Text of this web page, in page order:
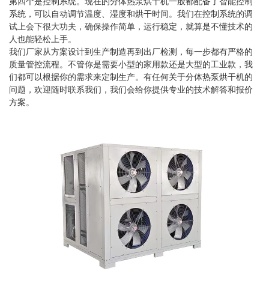
系统，可以自动调节温度、湿度和烘干时间。我们在控制系统的调
试上会下很大功夫，确保操作简单，运行稳定，就算是不懂技术的
人也能轻松上手。
我们厂家从方案设计到生产制造再到出厂检测，每一步都有严格的
质量管控流程。不管你是需要小型的家用款还是大型的工业款，我
们都可以根据你的需求来定制生产。有任何关于分体热泵烘干机的
问题，欢迎随时联系我们，我们会给你提供专业的技术解答和报价
方案。